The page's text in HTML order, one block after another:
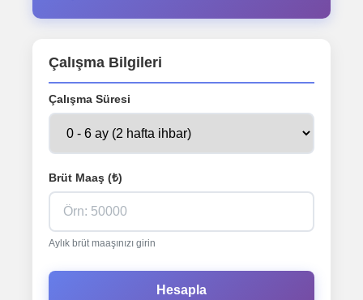
Çalışma Bilgileri
Çalışma Süresi
Brüt Maaş (₺)
Aylık brüt maaşınızı girin
Hesapla